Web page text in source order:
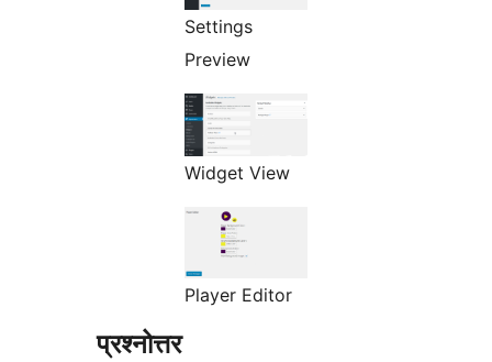
Settings
Preview
Widget View
Player Editor
प्रश्नोत्तर